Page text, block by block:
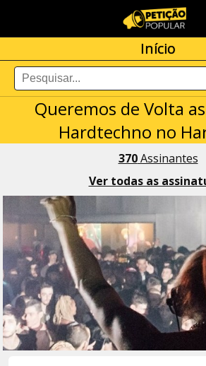
Início
Queremos de Volta
Hardtechno no
370Assinantes
Ver todas as